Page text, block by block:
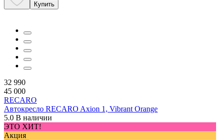
Купить
32 990
45 000
RECARO
Автокресло RECARO Axion 1, Vibrant Orange
5.0 В наличии
ЭТО ХИТ!
Акция